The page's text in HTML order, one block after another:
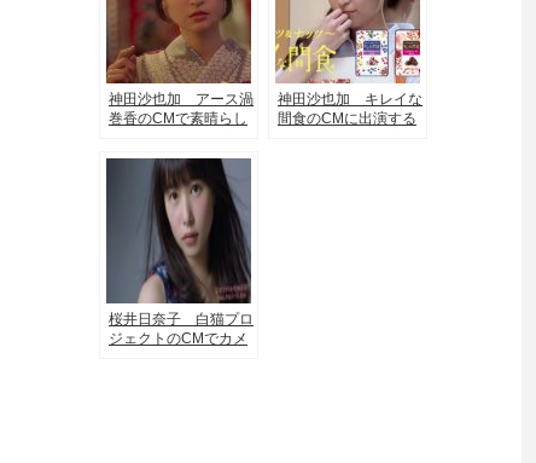
神田沙也加 アース渦
巻香のCMで素晴らし
神田沙也加 キレイな
間食のCMに出演する
桜井日奈子 白猫プロ
ジェクトのCMでカメ